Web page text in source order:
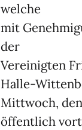
welche
mit
der
Vereinigten
Halle-
Mittwoch,
öffentlich